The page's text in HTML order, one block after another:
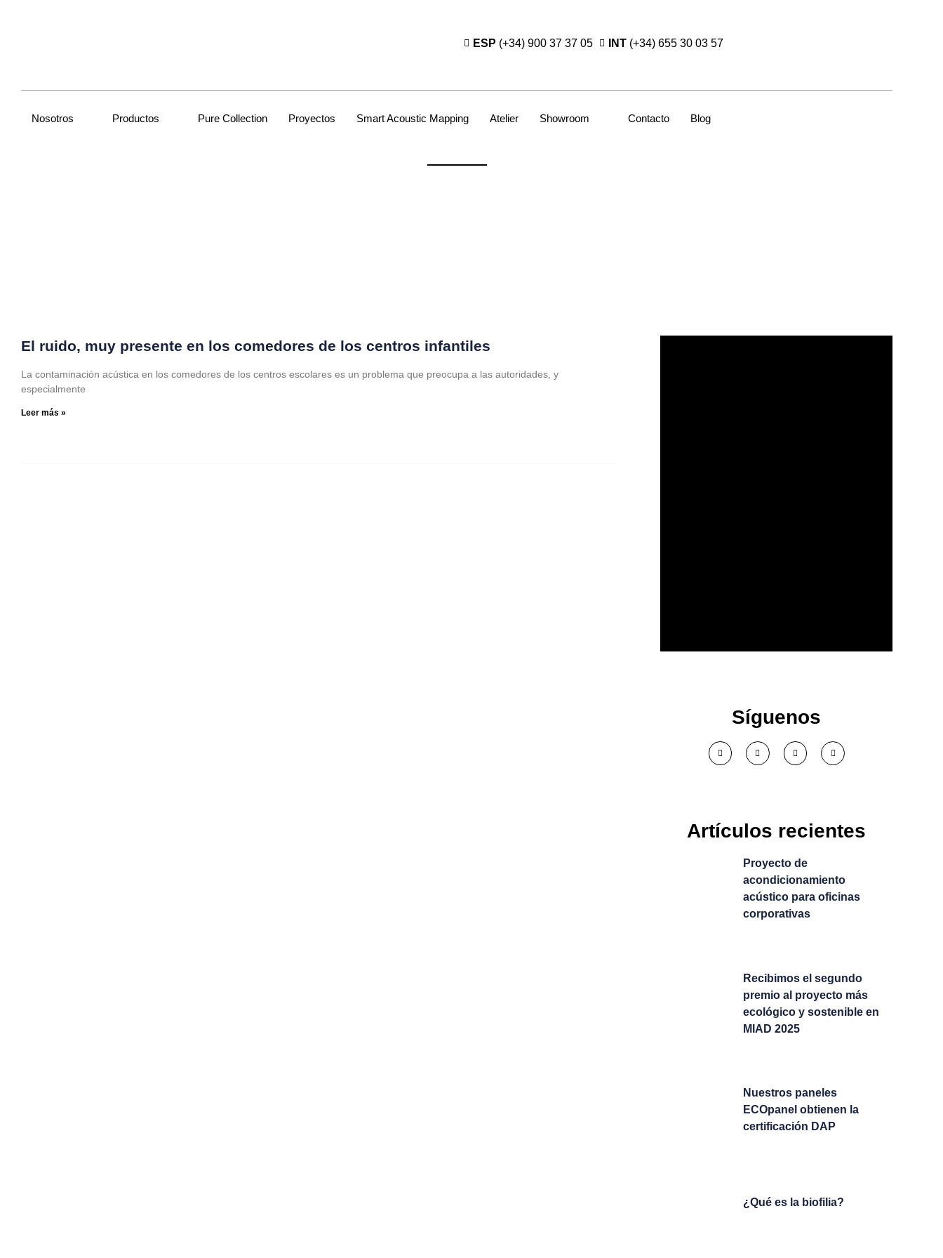
ESP (+34) 900 37 37 05 INT (+34) 655 30 03 57
Nosotros Productos Pure Collection Proyectos Smart Acoustic Mapping Atelier Showroom Contacto Blog
El ruido, muy presente en los comedores de los centros infantiles
La contaminación acústica en los comedores de los centros escolares es un problema que preocupa a las autoridades, y
especialmente
Leer más »
acústico en tu
empresa
Síguenos
Artículos recientes
Proyecto de
acondicionamiento
acústico para oficinas
corporativas
Recibimos el segundo
premio al proyecto más
ecológico y sostenible en
MIAD 2025
Nuestros paneles
ECOpanel obtienen la
certificación DAP
¿Qué es la biofilia?